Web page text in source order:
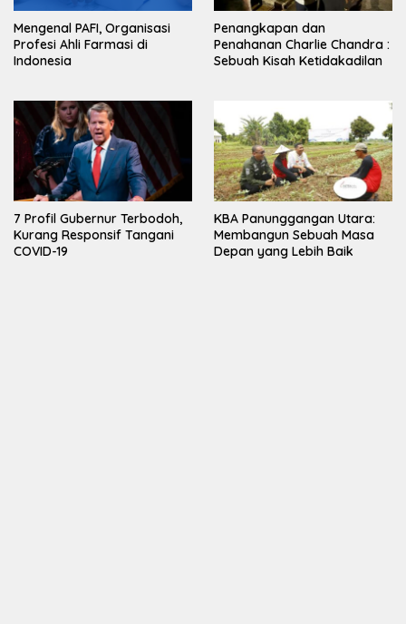
Mengenal PAFI, Organisasi
Profesi Ahli Farmasi di
Indonesia
Penangkapan dan
Penahanan Charlie Chandra :
Sebuah Kisah Ketidakadilan
7 Profil Gubernur Terbodoh,
Kurang Responsif Tangani
COVID-19
KBA Panunggangan Utara:
Membangun Sebuah Masa
Depan yang Lebih Baik